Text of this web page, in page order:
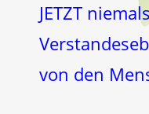
JETZT
von den